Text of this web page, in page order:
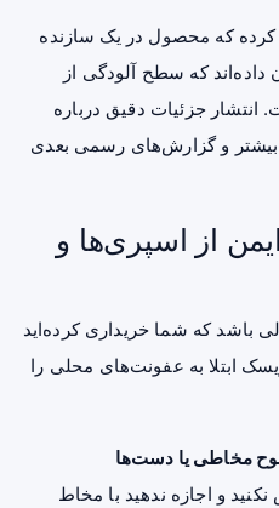
که محصول در یک سازنده
که سطح آلودگی از
جزئیات دقیق درباره
بیشتر و گزارش‌های رسمی بعدی
از اسپری‌ها و
باشد که شما خریداری کرده‌اید
ابتلا به عفونت‌های محلی را
مخاطی یا دست‌ها
و اجازه ندهید با مخاط